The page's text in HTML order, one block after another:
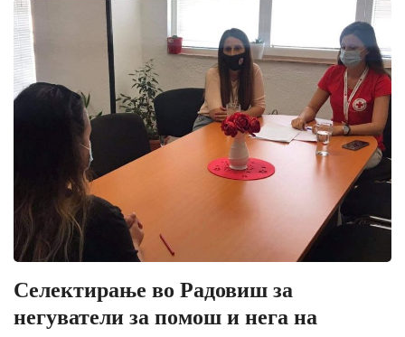
Селектирање во Радовиш за
негуватели за помош и нега на